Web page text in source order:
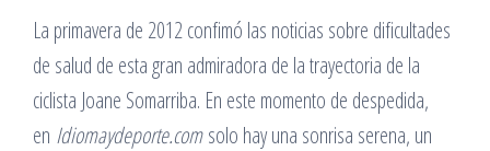
La primavera de 2012 confimó las noticias sobre dificultades
de salud de esta gran admiradora de la trayectoria de la
ciclista Joane Somarriba. En este momento de despedida,
en Idiomaydeporte.comsolo hay una sonrisa serena, un